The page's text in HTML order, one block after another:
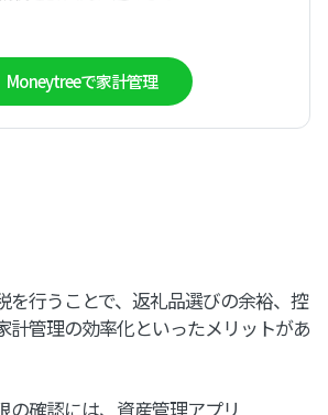
Moneytreeで家計管理
を行うことで、返礼品選びの余裕、控
計管理の効率化といったメリットがあ
の確認には、資産管理アプリ